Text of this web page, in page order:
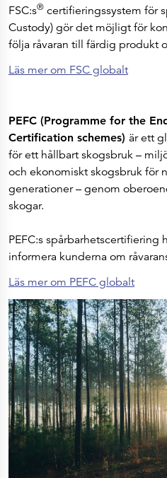
FSC:s® certifieringssystem för
Custody) gör det möjligt för
följa råvaran till färdig produkt
Läs mer om FSC globalt
PEFC (Programme for the
Certification schemes) är ett
för ett hållbart skogsbruk –
och ekonomiskt skogsbruk för
generationer – genom
skogar.
PEFC:s spårbarhetscertifiering
informera kunderna om
Läs mer om PEFC globalt